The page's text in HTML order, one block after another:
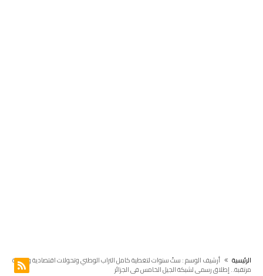
‫الرئيسية‬
‫أرشيف الوسم :‬ ستّ سنوات لتغطية كامل التراب الوطني وتحولات اقتصادية ورقمية
مرتقبة.. إطلاق رسمي لشبكة الجيل الخامس في الجزائر